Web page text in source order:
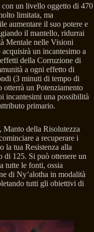
un livello oggetto di 470
limitata, ma
aumentare il suo potere e
il mantello, ridurrai
Mentale nelle Visioni
un incantesimo a
della Corruzione di
a ogni effetto di
(3 minuti di tempo di
un Potenziamento
incantesimi una possibilità
primario.
della Risolutezza
a recuperare i
la tua Resistenza alla
di 125. Si può ottenere un
tutte le fonti, ossia
di Ny’alotha in modalità
tutti gli obiettivi di